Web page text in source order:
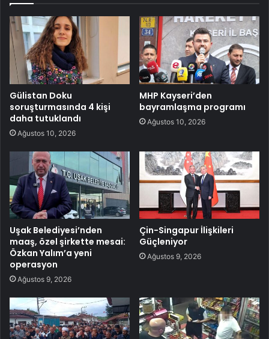
Gülistan Doku
soruşturmasında 4 kişi
daha tutuklandı
Ağustos 10, 2026
MHP Kayseri’den
bayramlaşma programı
Ağustos 10, 2026
Uşak Belediyesi’nden
maaş, özel şirkette mesai:
Özkan Yalım’a yeni
operasyon
Ağustos 9, 2026
Çin-Singapur İlişkileri
Güçleniyor
Ağustos 9, 2026